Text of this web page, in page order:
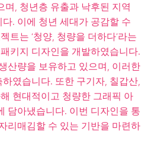
, 청년층 유출과 낙후된 지역
. 이에 청년 세대가 공감할 수
트는 ‘청양, 청량을 더하다’라는
키지 디자인을 개발하였습니다.
산량을 보유하고 있으며, 이러한
였습니다. 또한 구기자, 칠갑산,
현대적이고 청량한 그래픽 아
담아냈습니다. 이번 디자인을 통
리매김할 수 있는 기반을 마련하